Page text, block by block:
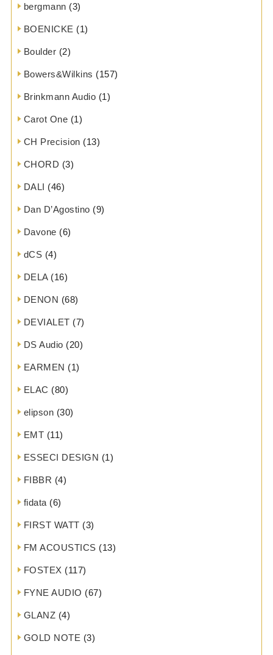
bergmann (3)
BOENICKE (1)
Boulder (2)
Bowers&Wilkins (157)
Brinkmann Audio (1)
Carot One (1)
CH Precision (13)
CHORD (3)
DALI (46)
Dan D’Agostino (9)
Davone (6)
dCS (4)
DELA(16)
DENON (68)
DEVIALET (7)
DS Audio (20)
EARMEN (1)
ELAC (80)
elipson (30)
EMT (11)
ESSECI DESIGN (1)
FIBBR (4)
fidata (6)
FIRST WATT (3)
FM ACOUSTICS (13)
FOSTEX (117)
FYNE AUDIO (67)
GLANZ (4)
GOLD NOTE (3)